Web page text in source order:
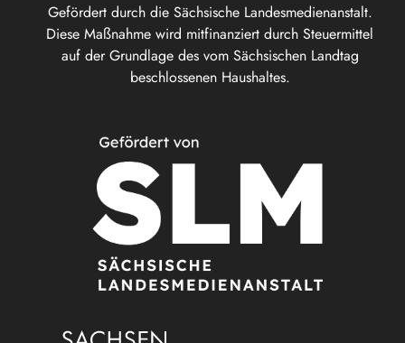
Gefördert durch die Sächsische Landesmedienanstalt.
Diese Maßnahme wird mitfinanziert durch Steuermittel
auf der Grundlage des vom Sächsischen Landtag
beschlossenen Haushaltes.